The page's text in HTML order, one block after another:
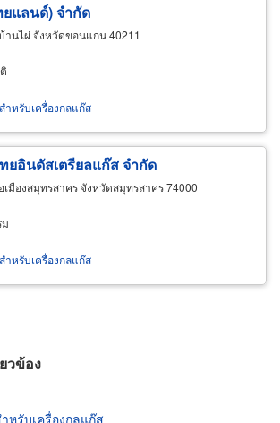
แลนด์) จำกัด
านไผ่ จังหวัดขอนแก่น 40211
ำหรับเครื่องกลแก๊ส
ยอินดัสเตรียลแก๊ส จำกัด
มืองสมุทรสาคร จังหวัดสมุทรสาคร 74000
ำหรับเครื่องกลแก๊ส
วข้อง
หรับเครื่องกลแก๊ส